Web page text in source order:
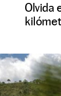
Olvida